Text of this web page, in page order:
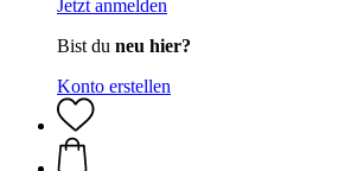
Jetzt anmelden
Bist du neu hier?
Konto erstellen